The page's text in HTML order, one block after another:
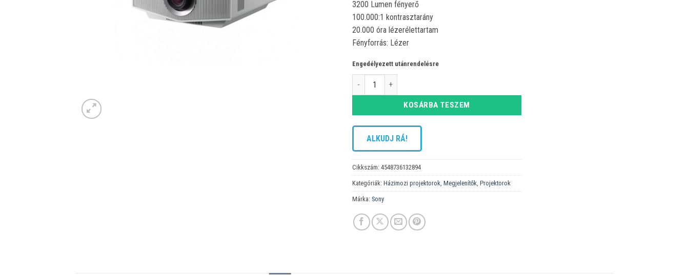
3200 Lumen fényerő
100.000:1 kontrasztarány
20.000 óra lézerélettartam
Fényforrás: Lézer
Engedélyezett utánrendelésre
Sony VPL-XW7000/W projektor mennyiség
KOSÁRBA TESZEM
ALKUDJ RÁ!
Cikkszám: 4548736132894
Kategóriák: Házimozi projektorok, Megjelenítők, Projektorok
Márka: Sony